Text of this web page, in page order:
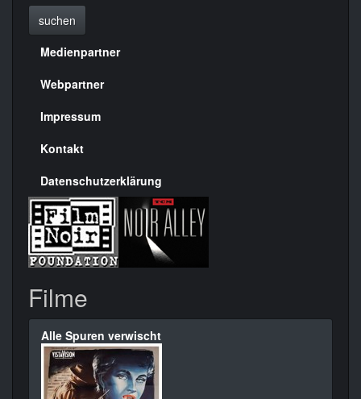
suchen
Menülinks
rechte
Seite
Medienpartner
Webpartner
Impressum
Kontakt
Datenschutzerklärung
Filme
Alle Spuren verwischt